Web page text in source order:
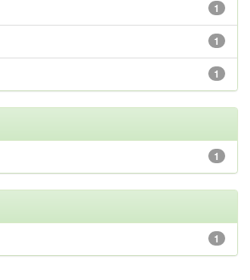
1
1
1
1
1